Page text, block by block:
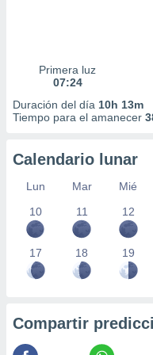
Primera luz
07:24
Duración del día 10h 13m
Tiempo para el amanecer
Calendario lunar
Lun Mar Mié
10
11 12
17 18 19
Compartir